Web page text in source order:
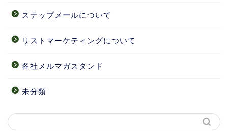
ステップメールについて
リストマーケティングについて
各社メルマガスタンド
未分類